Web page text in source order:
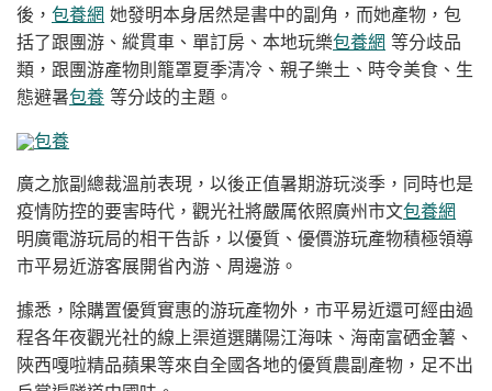
後， 包養網 她發明本身居然是書中的副角，而她產物，包
括了跟團游、縱貫車、單訂房、本地玩樂包養網 等分歧品
類，跟團游產物則籠罩夏季清冷、親子樂土、時令美食、生
態避暑包養 等分歧的主題。
包養
廣之旅副總裁溫前表現，以後正值暑期游玩淡季，同時也是
疫情防控的要害時代，觀光社將嚴厲依照廣州市文包養網
明廣電游玩局的相干告訴，以優質、優價游玩產物積極領導
市平易近游客展開省內游、周邊游。
據悉，除購置優質實惠的游玩產物外，市平易近還可經由過
程各年夜觀光社的線上渠道選購陽江海味、海南富硒金薯、
陜西嘎啦精品蘋果等來自全國各地的優質農副產物，足不出